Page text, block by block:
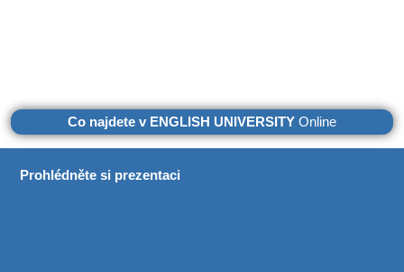
Co najdete v ENGLISH UNIVERSITY Online
Prohlédněte si prezentaci